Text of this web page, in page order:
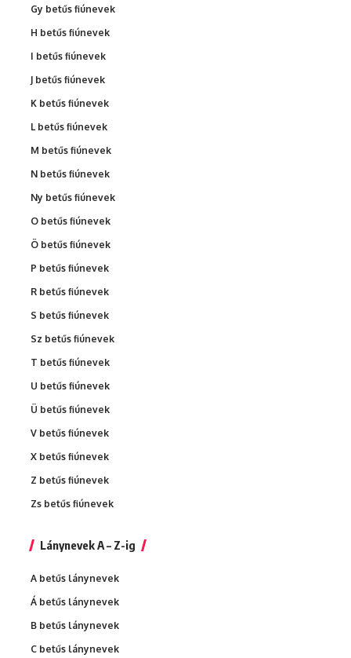
Gy betűs fiúnevek
H betűs fiúnevek
I betűs fiúnevek
J betűs fiúnevek
K betűs fiúnevek
L betűs fiúnevek
M betűs fiúnevek
N betűs fiúnevek
Ny betűs fiúnevek
O betűs fiúnevek
Ö betűs fiúnevek
P betűs fiúnevek
R betűs fiúnevek
S betűs fiúnevek
Sz betűs fiúnevek
T betűs fiúnevek
U betűs fiúnevek
Ü betűs fiúnevek
V betűs fiúnevek
X betűs fiúnevek
Z betűs fiúnevek
Zs betűs fiúnevek
Lánynevek A – Z-ig
A betűs lánynevek
Á betűs lánynevek
B betűs lánynevek
C betűs lánynevek